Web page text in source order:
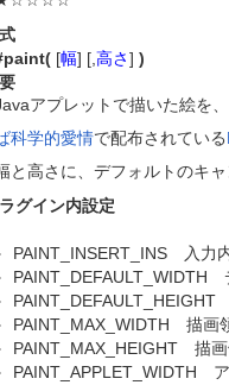
[幅] [, 高さ] )
アプレットで描いた絵を
科学的愛情で配布されている
と高さに、デフォルトのキ
グイン内設定
PAINT_INSERT_INS 入力
PAINT_DEFAULT_WIDTH
PAINT_MAX_WIDTH 描画
PAINT_MAX_HEIGHT 描
PAINT_APPLET_WIDTH